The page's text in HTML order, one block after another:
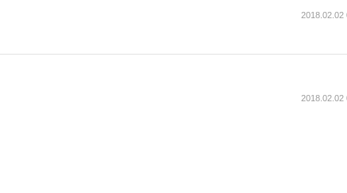
2018.02.02
2018.02.02